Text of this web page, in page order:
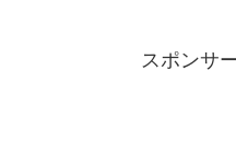
スポンサ